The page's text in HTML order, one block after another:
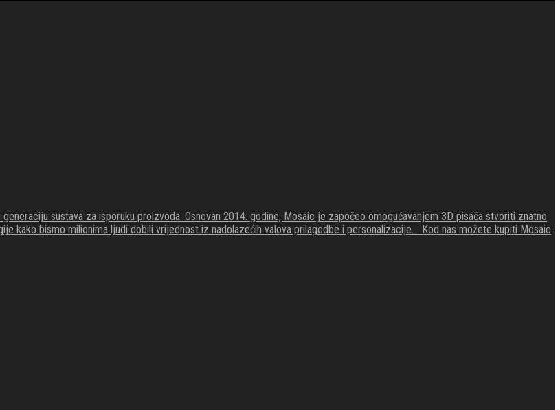
sustava za isporuku proizvoda. Osnovan 2014. godine, Mosaic je započeo omogućavanjem 3D pisača stvoriti znatno
kako bismo milionima ljudi dobili vrijednost iz nadolazećih valova prilagodbe i personalizacije. Kod nas možete kupiti Mosaic